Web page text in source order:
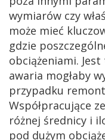
wymiarów czy
może mieć
gdzie
obciążeniami.
awaria mogłaby
przypadku
Współpracujące
różnej średnicy i
pod dużym